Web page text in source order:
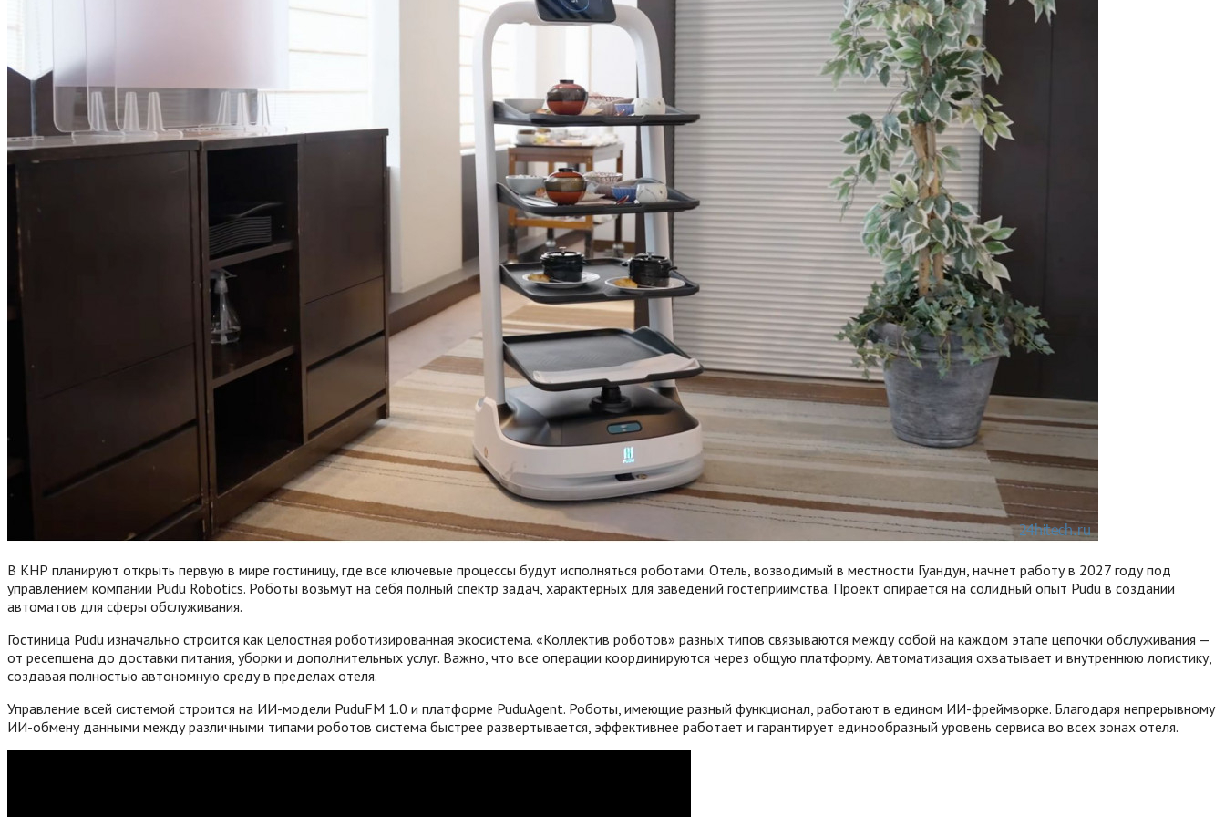
В КНР планируют открыть первую в мире гостиницу, где все ключевые процессы будут исполняться роботами. Отель, возводимый в местности Гуандун, начнет работу в 2027 году под
управлением компании Pudu Robotics. Роботы возьмут на себя полный спектр задач, характерных для заведений гостеприимства. Проект опирается на солидный опыт Pudu в создании
автоматов для сферы обслуживания.
Гостиница Pudu изначально строится как целостная роботизированная экосистема. «Коллектив роботов» разных типов связываются между собой на каждом этапе цепочки обслуживания —
от ресепшена до доставки питания, уборки и дополнительных услуг. Важно, что все операции координируются через общую платформу. Автоматизация охватывает и внутреннюю логистику,
создавая полностью автономную среду в пределах отеля.
Управление всей системой строится на ИИ-модели PuduFM 1.0 и платформе PuduAgent. Роботы, имеющие разный функционал, работают в едином ИИ-фреймворке. Благодаря непрерывному
ИИ-обмену данными между различными типами роботов система быстрее развертывается, эффективнее работает и гарантирует единообразный уровень сервиса во всех зонах отеля.